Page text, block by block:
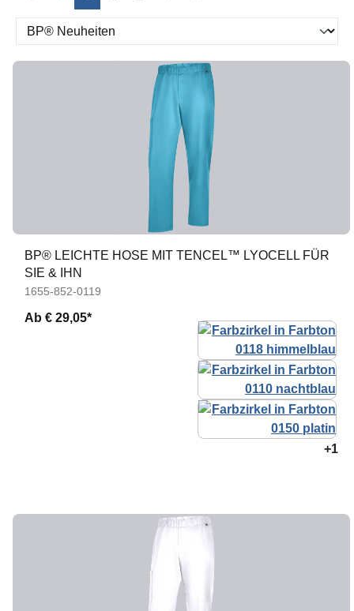
BP® LEICHTE HOSE MIT TENCEL™ LYOCELL FÜR
SIE & IHN
1655-852-0119
Ab € 29,05*
+1